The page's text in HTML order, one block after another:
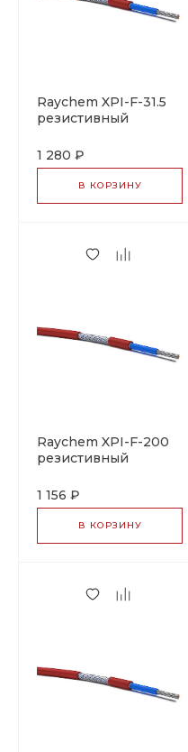
Raychem XPI-F-31.5
резистивный
1 280 ₽
В КОРЗИНУ
Raychem XPI-F-200
резистивный
1 156 ₽
В КОРЗИНУ